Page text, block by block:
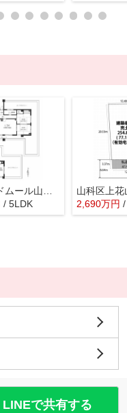
/ 5LDK 2,690万円
LINEで共有する